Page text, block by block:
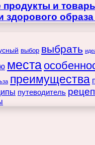
и
здорового
выбор выбрать
места
преимущества
путеводитель